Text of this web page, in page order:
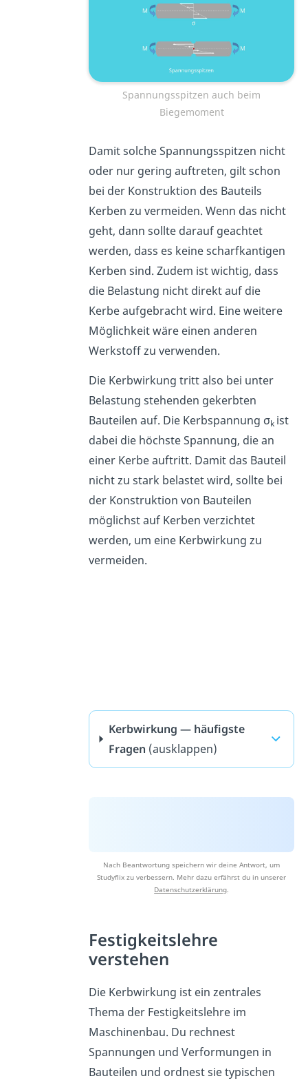
Spannungsspitzen auch beim
Biegemoment
Damit solche Spannungsspitzen nicht
oder nur gering auftreten, gilt schon
bei der Konstruktion des Bauteils
Kerben zu vermeiden. Wenn das nicht
geht, dann sollte darauf geachtet
werden, dass es keine scharfkantigen
Kerben sind. Zudem ist wichtig, dass
die Belastung nicht direkt auf die
Kerbe aufgebracht wird. Eine weitere
Möglichkeit wäre einen anderen
Werkstoff zu verwenden.
Die Kerbwirkung tritt also bei unter
Belastung stehenden gekerbten
Bauteilen auf. Die Kerbspannung σk ist
dabei die höchste Spannung, die an
einer Kerbe auftritt. Damit das Bauteil
nicht zu stark belastet wird, sollte bei
der Konstruktion von Bauteilen
möglichst auf Kerben verzichtet
werden, um eine Kerbwirkung zu
vermeiden.
Kerbwirkung — häufigste
Fragen (ausklappen)
Nach Beantwortung speichern wir deine Antwort, um
Studyflix zu verbessern. Mehr dazu erfährst du in unserer
Datenschutzerklärung
Festigkeitslehre
verstehen
Die Kerbwirkung ist ein zentrales
Thema der Festigkeitslehre im
Maschinenbau. Du rechnest
Spannungen und Verformungen in
Bauteilen und ordnest sie typischen